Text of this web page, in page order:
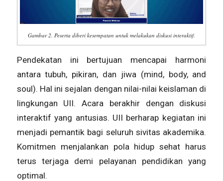
Gambar 2. Peserta diberi kesempatan untuk melakukan diskusi interaktif.
Pendekatan ini bertujuan mencapai harmoni
antara tubuh, pikiran, dan jiwa (mind, body, and
soul). Hal ini sejalan dengan nilai-nilai keislaman di
lingkungan UII. Acara berakhir dengan diskusi
interaktif yang antusias. UII berharap kegiatan ini
menjadi pemantik bagi seluruh sivitas akademika.
Komitmen menjalankan pola hidup sehat harus
terus terjaga demi pelayanan pendidikan yang
optimal.